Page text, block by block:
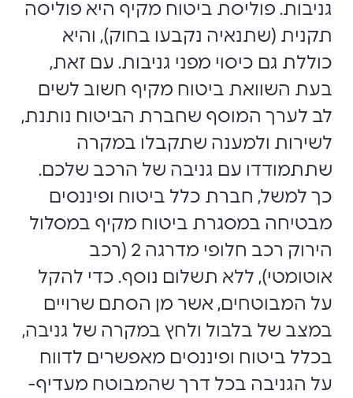
גניבות. פוליסת ביטוח מקיף היא פוליסה
תקנית (שתנאיה נקבעו בחוק), והיא
כוללת גם כיסוי מפני גניבות. עם זאת,
בעת השוואת ביטוח מקיף חשוב לשים
לב לערך המוסף שחברת הביטוח נותנת,
לשירות ולמענה שתקבלו במקרה
שתתמודדו עם גניבה של הרכב שלכם.
כך למשל, חברת כלל ביטוח ופיננסים
מבטיחה במסגרת ביטוח מקיף במסלול
הירוק רכב חלופי מדרגה 2 (רכב
אוטומטי), ללא תשלום נוסף. כדי להקל
על המבוטחים, אשר מן הסתם שרויים
במצב של בלבול ולחץ במקרה של גניבה,
בכלל ביטוח ופיננסים מאפשרים לדווח
על הגניבה בכל דרך שהמבוטח מעדיף-